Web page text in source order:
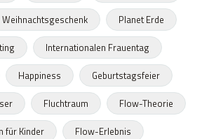
Weihnachtsgeschenk
Planet Erde
Internationalen Frauentag
Happiness
Geburtstagsfeier
Fluchtraum
Flow-Theorie
für Kinder
Flow-Erlebnis